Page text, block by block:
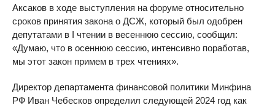
Аксаков в ходе выступления на форуме относительно
сроков принятия закона о ДСЖ, который был одобрен
депутатами в I чтении в весеннюю сессию, сообщил:
«Думаю, что в осеннюю сессию, интенсивно поработав,
мы этот закон примем в трех чтениях».
Директор департамента финансовой политики Минфина
РФ Иван Чебесков определил следующей 2024 год как